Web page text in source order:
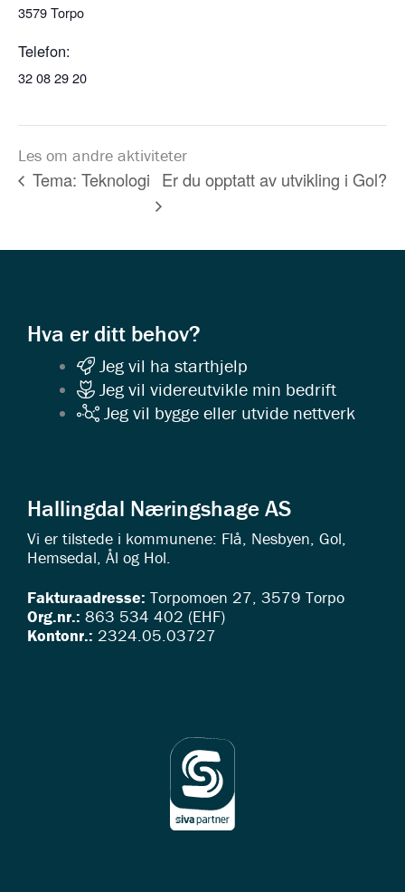
3579Torpo
Telefon:
32 08 29 20
Les om andre aktiviteter
Tema: Teknologi Er du opptatt av utvikling i Gol?
Hva er ditt behov?
Jeg vil ha starthjelp
Jeg vil videreutvikle min bedrift
Jeg vil bygge eller utvide nettverk
Hallingdal Næringshage AS
Vi er tilstede i kommunene: Flå, Nesbyen, Gol,
Hemsedal, Ål og Hol.
Fakturaadresse: Torpomoen 27, 3579 Torpo
Org.nr.: 863 534 402 (EHF)
Kontonr.: 2324.05.03727